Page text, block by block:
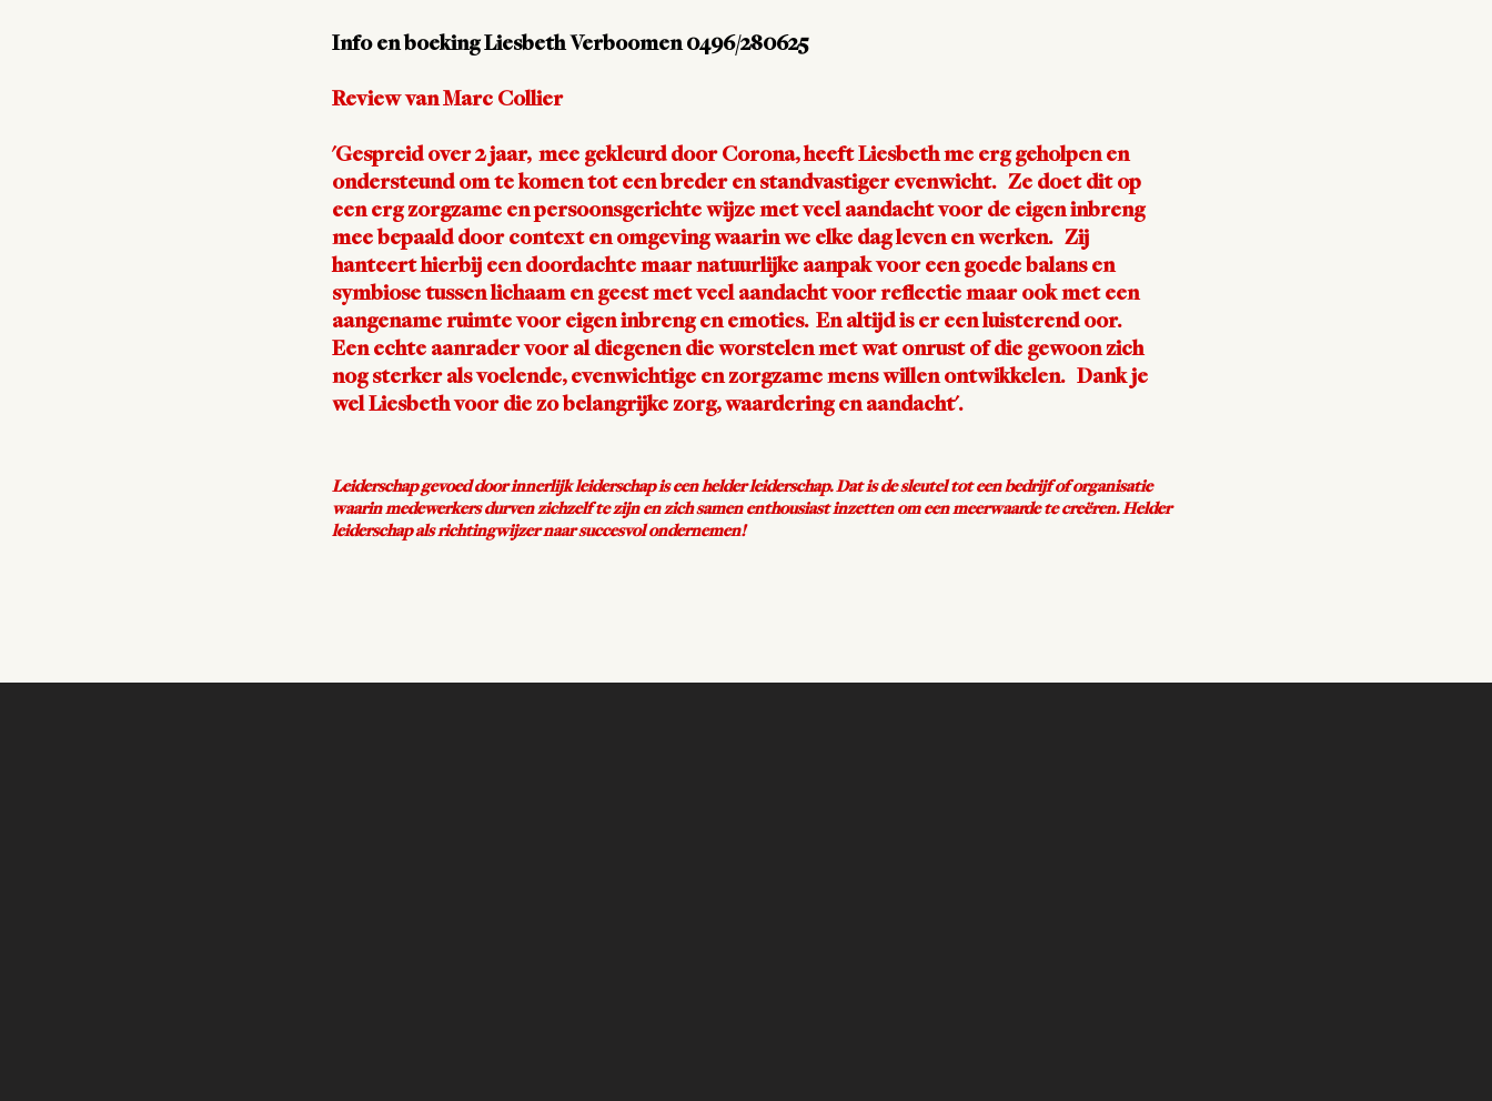
Info en boeking Liesbeth Verboomen 0496/280625
Review van Marc Collier
'Gespreid over 2 jaar, mee gekleurd door Corona, heeft Liesbeth me erg geholpen en
ondersteund om te komen tot een breder en standvastiger evenwicht. Ze doet dit op
een erg zorgzame en persoonsgerichte wijze met veel aandacht voor de eigen inbreng
mee bepaald door context en omgeving waarin we elke dag leven en werken. Zij
hanteert hierbij een doordachte maar natuurlijke aanpak voor een goede balans en
symbiose tussen lichaam en geest met veel aandacht voor reflectie maar ook met een
aangename ruimte voor eigen inbreng en emoties. En altijd is er een luisterend oor.
Een echte aanrader voor al diegenen die worstelen met wat onrust of die gewoon zich
nog sterker als voelende, evenwichtige en zorgzame mens willen ontwikkelen. Dank je
wel Liesbeth voor die zo belangrijke zorg, waardering en aandacht'.
Leiderschap gevoed door innerlijk leiderschap is een helder leiderschap. Dat is de sleutel tot een bedrijf of organisatie
waarin medewerkers durven zichzelf te zijn en zich samen enthousiast inzetten om een meerwaarde te creëren. Helder
leiderschap als richtingwijzer naar succesvol ondernemen!